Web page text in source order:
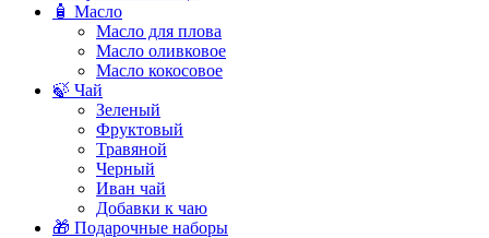
🧴 Масло
Масло для плова
Масло оливковое
Масло кокосовое
🍃 Чай
Зеленый
Фруктовый
Травяной
Черный
Иван чай
Добавки к чаю
🎁 Подарочные наборы